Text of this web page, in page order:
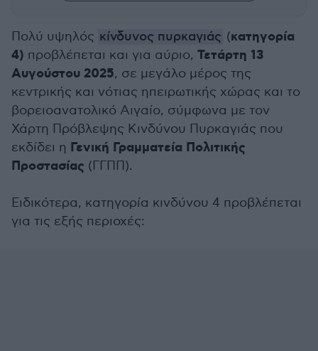
Πολύ υψηλός κίνδυνος πυρκαγιάς (κατηγορία
4) προβλέπεται και για αύριο, Τετάρτη 13
Αυγούστου 2025, σε μεγάλο μέρος της
κεντρικής και νότιας ηπειρωτικής χώρας και το
βορειοανατολικό Αιγαίο, σύμφωνα με τον
Χάρτη Πρόβλεψης Κινδύνου Πυρκαγιάς που
εκδίδει η Γενική Γραμματεία Πολιτικής
Προστασίας (ΓΓΠΠ).
Ειδικότερα, κατηγορία κινδύνου 4 προβλέπεται
για τις εξής περιοχές: